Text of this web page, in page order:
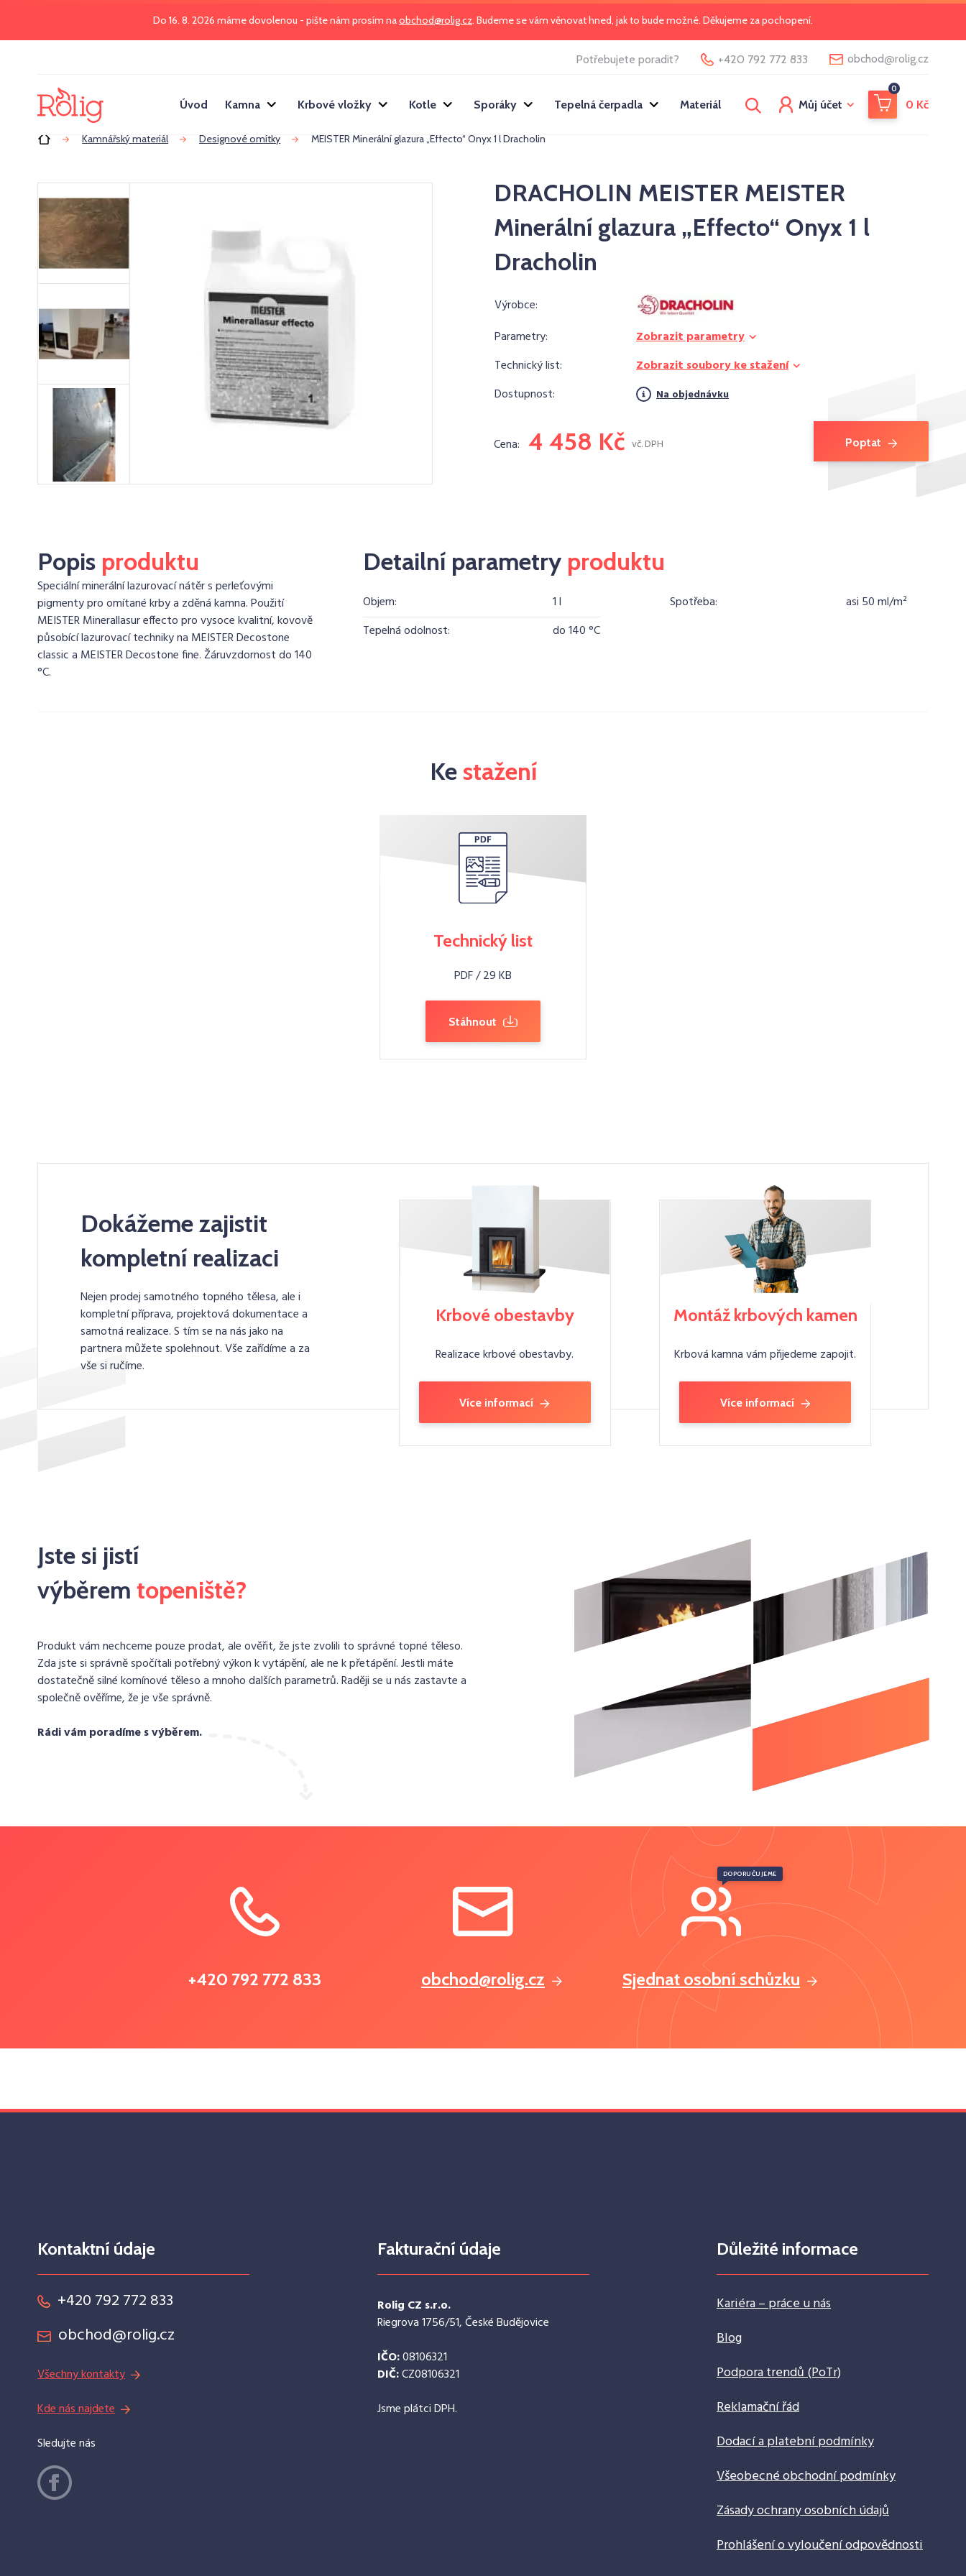
Do 16. 8. 2026 máme dovolenou - pište nám prosím naobchod@rolig.cz. Budeme se vám věnovat hned, jak to bude možné. Děkujeme za pochopení.
Potřebujete poradit? +420 792 772 833 obchod@rolig.cz
Úvod Kamna Krbové vložky Kotle Sporáky Tepelná čerpadla Materiál Můj účet
0
0 Kč
Úvod Kamnářský materiál Designové omítky MEISTER Minerální glazura „Effecto“ Onyx 1 l Dracholin
DRACHOLIN MEISTER MEISTER
Minerální glazura „Effecto“ Onyx 1 l
Dracholin
Výrobce:
Parametry:
Zobrazit parametry
Technický list:
Zobrazit soubory ke stažení
Dostupnost:
Na objednávku
Cena: 4 458 Kč vč. DPH Poptat
Popis produktu
Speciální minerální lazurovací nátěr s perleťovými
pigmenty pro omítané krby a zděná kamna. Použití
MEISTER Minerallasur effecto pro vysoce kvalitní, kovově
působící lazurovací techniky na MEISTER Decostone
classic a MEISTER Decostone fine. Žáruvzdornost do 140
°C.
Detailní parametry produktu
Objem:
1 l
Tepelná odolnost:
do 140 °C
Spotřeba: asi 50 ml/m²
Ke stažení
Technický list
PDF / 29 KB
Stáhnout
Dokážeme zajistit
kompletní realizaci
Nejen prodej samotného topného tělesa, ale i
kompletní příprava, projektová dokumentace a
samotná realizace. S tím se na nás jako na
partnera můžete spolehnout. Vše zařídíme a za
vše si ručíme.
Krbové obestavby
Realizace krbové obestavby.
Více informací
Montáž krbových kamen
Krbová kamna vám přijedeme zapojit.
Více informací
Jste si jistí
výběrem topeniště?
Produkt vám nechceme pouze prodat, ale ověřit, že jste zvolili to správné topné těleso.
Zda jste si správně spočítali potřebný výkon k vytápění, ale ne k přetápění. Jestli máte
dostatečně silné komínové těleso a mnoho dalších parametrů. Raději se u nás zastavte a
společně ověříme, že je vše správně.
Rádi vám poradíme s výběrem.
+420 792 772 833 obchod@rolig.cz Sjednat osobní schůzku
DOPORUČUJEME
Kontaktní údaje
+420 792 772 833
obchod@rolig.cz
Všechny kontakty
Kde nás najdete
Sledujte nás
Fakturační údaje
Rolig CZ s.r.o.
Riegrova 1756/51, České Budějovice
IČO:08106321
DIČ:CZ08106321
Jsme plátci DPH.
Důležité informace
Kariéra – práce u nás
Blog
Podpora trendů (PoTr)
Reklamační řád
Dodací a platební podmínky
Všeobecné obchodní podmínky
Zásady ochrany osobních údajů
Prohlášení o vyloučení odpovědnosti